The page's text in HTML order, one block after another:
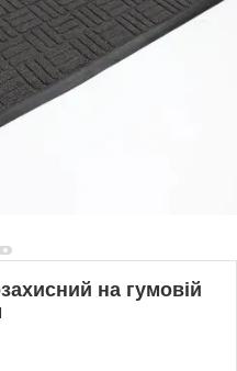
на гумовій